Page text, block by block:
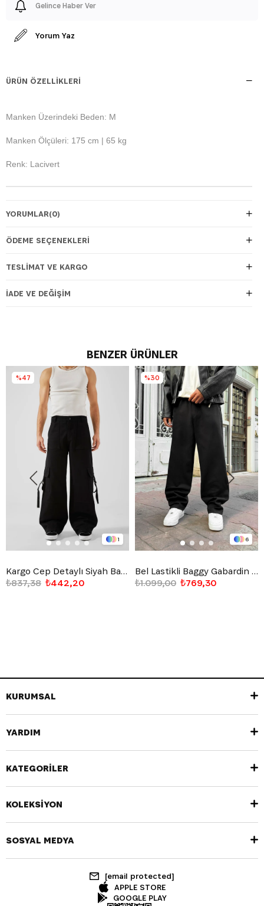
Gelince Haber Ver
Yorum Yaz
ÜRÜN ÖZELLIKLERI
Manken Üzerindeki Beden: M
Manken Ölçüleri: 175 cm | 65 kg
Renk: Lacivert
YORUMLAR(0)
ÖDEME SEÇENEKLERI
TESLIMAT VE KARGO
İADE VE DEĞIŞIM
BENZER ÜRÜNLER
1
Kargo Cep Detaylı Siyah Baggy Jean
₺442,20
₺837,38
%47
6
Bel Lastikli Baggy Gabardin Pantolon Siyah
₺769,30
₺1.099,00
%30
KURUMSAL
YARDIM
KATEGORİLER
KOLEKSİYON
SOSYAL MEDYA
[email protected]
APPLE STORE
GOOGLE PLAY